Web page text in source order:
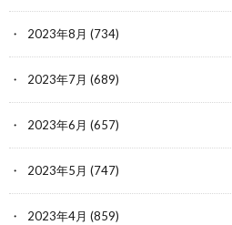
2023年8月 (734)
2023年7月 (689)
2023年6月 (657)
2023年5月 (747)
2023年4月 (859)